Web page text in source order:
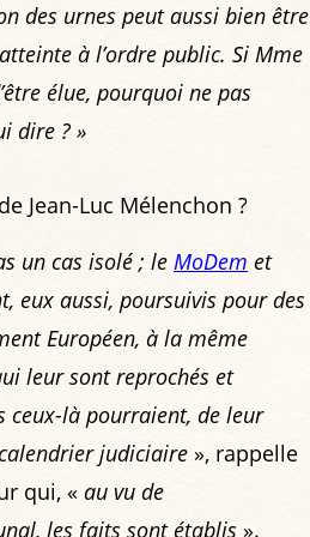
des urnes peut aussi bien être
à l’ordre public. Si Mme
élue, pourquoi ne pas
dire ? »
Jean-Luc Mélenchon ?
un cas isolé ; le MoDem et
eux aussi, poursuivis pour des
Européen, à la même
leur sont reprochés et
ceux-là pourraient, de leur
judiciaire », rappelle
qui, « au vu de
les faits sont établis ».